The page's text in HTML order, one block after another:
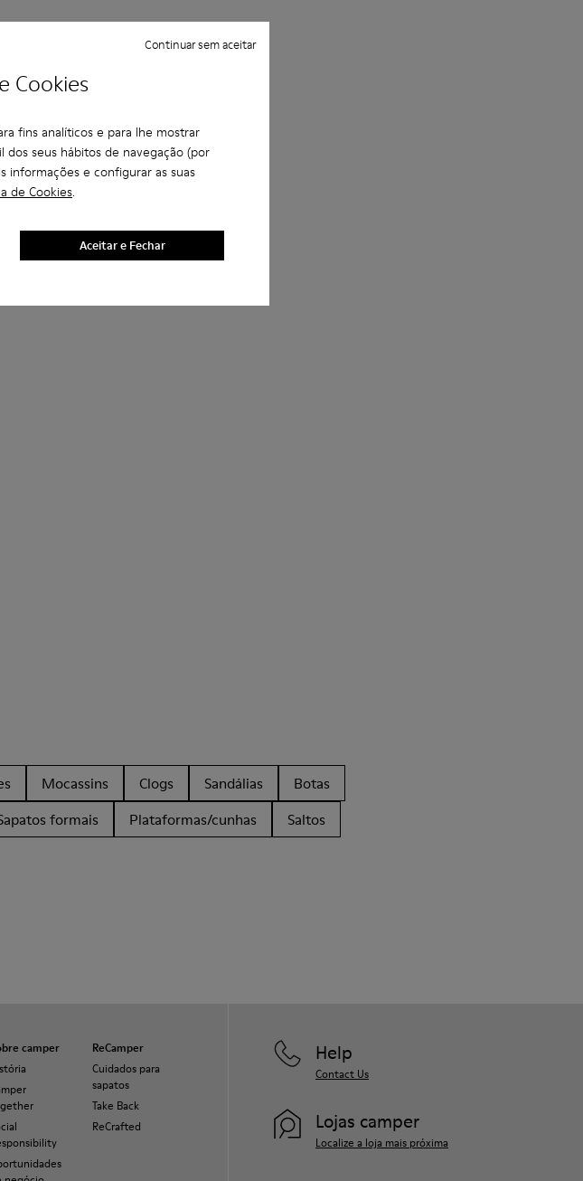
Cookies
fins analíticos e para lhe mostrar
seus hábitos de navegação (por
informações e configurar as suas
de Cookies.
Continuar sem aceitar
Aceitar e Fechar
homem
escuros para homem
Mocassins Clogs Sandálias
Botas
formais Plataformas/cunhas Saltos
camper
ReCamper
Cuidados para
sapatos
Take Back
ReCrafted
Help
Contact Us
Lojas camper
Localize a loja mais próxima